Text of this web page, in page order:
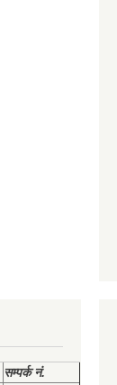
सम्‍पर्क नं.